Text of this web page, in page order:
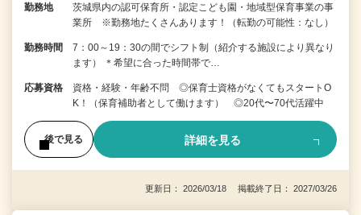
勤務地
茨城県内の認可保育所・認定こども園・地域型保育事業の事
業所 ※勤務地たくさんあります！（転勤の可能性：なし）
勤務時間
7：00～19：30の間でシフト制（紹介する施設により異なり
ます） ＊希望に合った時間帯で…
応募資格
資格・経験・年齢不問 ◎保育士資格がなくてもスタートO
K！（保育補助者として働けます） ◎20代〜70代活躍中
後で見る 詳細を見る
更新日： 2026/03/18 掲載終了日： 2027/03/26